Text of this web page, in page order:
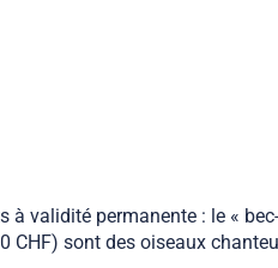
validité permanente : le «
CHF) sont des oiseaux